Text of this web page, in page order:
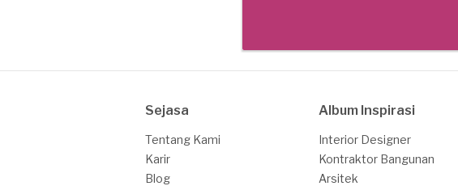
Sejasa
Tentang Kami
Karir
Blog
Album Inspirasi
Interior Designer
Kontraktor Bangunan
Arsitek